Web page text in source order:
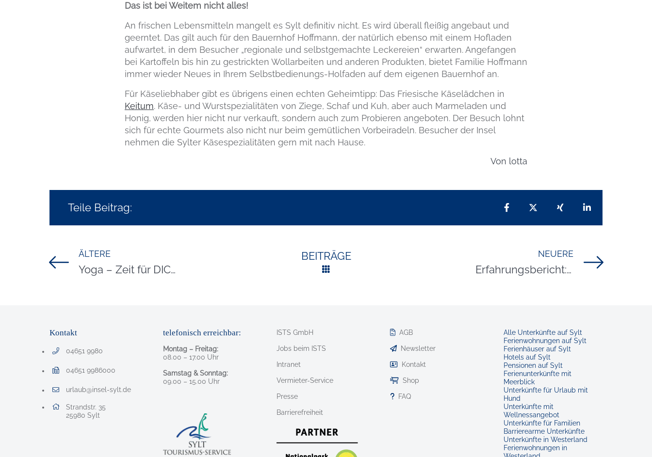
Das ist bei Weitem nicht alles!
An frischen Lebensmitteln mangelt es Sylt definitiv nicht. Es wird überall fleißig angebaut und
geerntet. Das gilt auch für den Bauernhof Hoffmann, der natürlich ebenso mit einem Hofladen
aufwartet, in dem Besucher „regionale und selbstgemachte Leckereien“ erwarten. Angefangen
bei Kartoffeln bis hin zu gestrickten Wollarbeiten und anderen Produkten, bietet Familie Hoffmann
immer wieder Neues in Ihrem Selbstbedienungs-Holfaden auf dem eigenen Bauernhof an.
Für Käseliebhaber gibt es übrigens einen echten Geheimtipp: Das Friesische Käselädchen in
Keitum. Käse- und Wurstspezialitäten von Ziege, Schaf und Kuh, aber auch Marmeladen und
Honig, werden hier nicht nur verkauft, sondern auch zum Probieren angeboten. Der Besuch lohnt
sich für echte Gourmets also nicht nur beim gemütlichen Vorbeiradeln. Besucher der Insel
nehmen die Sylter Käsespezialitäten gern mit nach Hause.
Von lotta
Teile Beitrag: Teilen auf Facebook
Teilen auf XTeilen auf Xing
Teilen auf
ÄLTERE
Titel für Beitrag
Yoga – Zeit für DICH
BEITRÄGE NEUERE
Titel für Beitrag
Erfahrungsbericht: Youksakka Bow & Fun Company
Kontakt
04651 9980
Telefonnummer: 0 4 6 5 1 9 9 8 0
04651 9986000
Faxnummer: 0 4 6 5 1 9 9 8 6 0 0 0
urlaub@insel-sylt.de
E-Mail Adresse: urlaub@insel-sylt.de
Adresse:
Strandstr. 35
25980 , 2 5 9 8 0
Sylt
telefonisch erreichbar:
Montag – Freitag:
08.00 – 17.00 Uhr
Samstag & Sonntag:
09.00 – 15.00 Uhr
ISTS GmbH
Jobs beim ISTS
Intranet
Vermieter-Service
Presse
Barrierefreiheit
AGB
Newsletter
Kontakt
Shop
FAQ
Alle Unterkünfte auf Sylt
Ferienwohnungen auf Sylt
Ferienhäuser auf Sylt
Hotels auf Sylt
Pensionen auf Sylt
Ferienunterkünfte mit
Meerblick
Unterkünfte für Urlaub mit
Hund
Unterkünfte mit
Wellnessangebot
Unterkünfte für Familien
Barrierearme Unterkünfte
Unterkünfte in Westerland
Ferienwohnungen in